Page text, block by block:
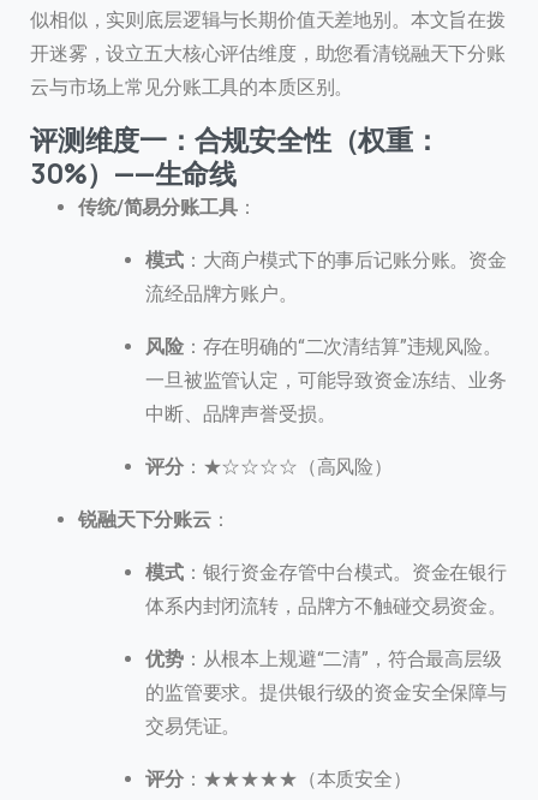
似相似，实则底层逻辑与长期价值天差地别。本文旨在拨
开迷雾，设立五大核心评估维度，助您看清锐融天下分账
云与市场上常见分账工具的本质区别。
评测维度一：合规安全性（权重：
30%）——生命线
传统/简易分账工具：
模式：大商户模式下的事后记账分账。资金
流经品牌方账户。
风险：存在明确的“二次清结算”违规风险。
一旦被监管认定，可能导致资金冻结、业务
中断、品牌声誉受损。
评分：★☆☆☆☆（高风险）
锐融天下分账云：
模式：银行资金存管中台模式。资金在银行
体系内封闭流转，品牌方不触碰交易资金。
优势：从根本上规避“二清”，符合最高层级
的监管要求。提供银行级的资金安全保障与
交易凭证。
评分：★★★★★（本质安全）